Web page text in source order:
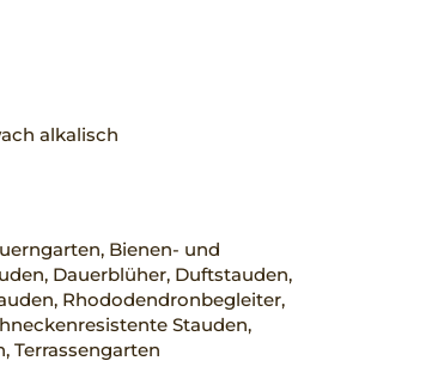
alkalisch
Bienen- und
Dauerblüher, Duftstauden,
Rhododendronbegleiter,
Stauden,
Terrassengarten